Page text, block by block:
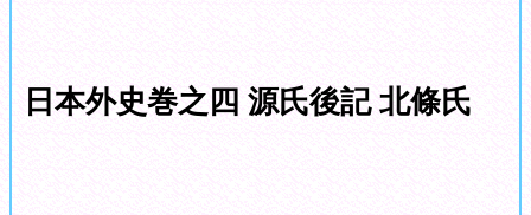
日本外史巻之四 源氏後記 北條氏